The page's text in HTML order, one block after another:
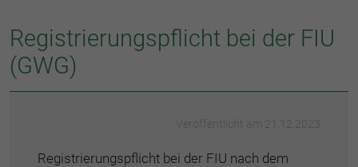
Registrierungspflicht bei der FIU
(GWG)
Veröffentlicht am 21.12.2023
Registrierungspflicht bei der FIU nach dem